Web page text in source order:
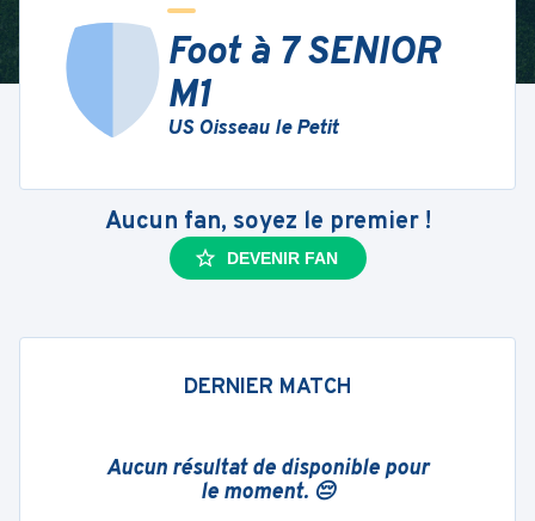
Foot à 7 SENIOR
M1
US Oisseau le Petit
Aucun fan, soyez le premier !
DEVENIR FAN
DERNIER MATCH
Aucun résultat de disponible pour
le moment. 😔